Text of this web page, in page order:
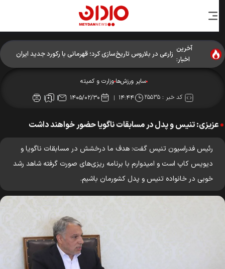
آخرین
اخبار:
زارعی در بلاروس تاریخ‌سازی کرد؛ قهرمانی با رکورد جدید ایران
سایر ورزش‌هاوزارت و کمیته
کد خبر : ۲۵۵۳۵ ۱۴:۴۴ ۱۴۰۵/۰۲/۳۰
عزیزی: تنیس و پدل در مسابقات ناگویا حضور خواهند داشت
رئیس فدراسیون تنیس گفت: هدف ما درخشش در مسابقات ناگویا و
دیویس کاپ است و امیدوارم با برنامه ریزی‌های صورت گرفته شاهد رشد
خوبی در خانواده تنیس و پدل کشورمان باشیم.